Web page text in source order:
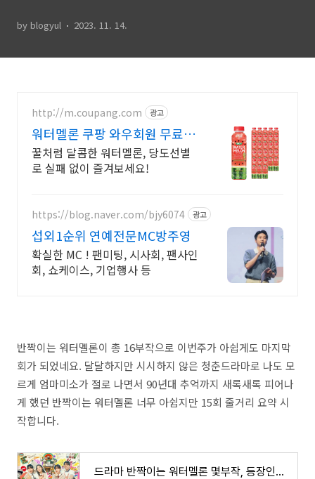
by blogyul 2023. 11. 14.
http://m.coupang.com 광고
워터멜론 쿠팡 와우회원 무료반
품까지
꿀처럼 달콤한 워터멜론, 당도선별
로 실패 없이 즐겨보세요!
https://blog.naver.com/bjy6074 광고
섭외1순위 연예전문MC방주영
확실한 MC ! 팬미팅, 시사회, 팬사인
회, 쇼케이스, 기업행사 등
반짝이는 워터멜론이 총 16부작으로 이번주가 아쉽게도 마지막
회가 되었네요. 달달하지만 시시하지 않은 청춘드라마로 나도 모
르게 엄마미소가 절로 나면서 90년대 추억까지 새록새록 피어나
게 했던 반짝이는 워터멜론 너무 아쉽지만 15회 줄거리 요약 시
작합니다.
드라마 반짝이는 워터멜론 몇부작, 등장인물 총정리